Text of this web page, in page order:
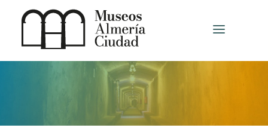
MUSEEN UND AUSSTELLUNGSZENTREN
ANDERE MUSEEN